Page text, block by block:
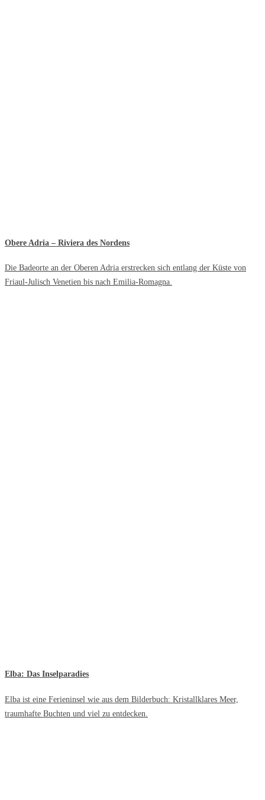
Obere Adria – Riviera des Nordens
Die Badeorte an der Oberen Adria erstrecken sich entlang der Küste von
Friaul-Julisch Venetien bis nach Emilia-Romagna.
Elba: Das Inselparadies
Elba ist eine Ferieninsel wie aus dem Bilderbuch: Kristallklares Meer,
traumhafte Buchten und viel zu entdecken.